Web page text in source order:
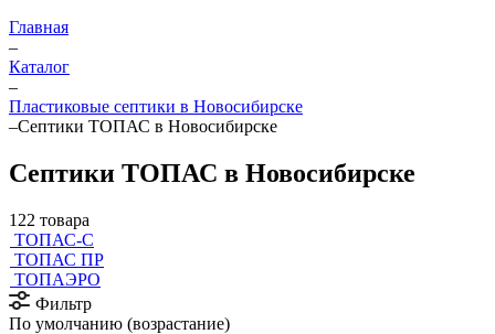
Главная
–
Каталог
–
Пластиковые септики в Новосибирске
–Септики ТОПАС в Новосибирске
Септики ТОПАС в Новосибирске
122 товара
ТОПАС-С
ТОПАС ПР
ТОПАЭРО
Фильтр
По умолчанию (возрастание)